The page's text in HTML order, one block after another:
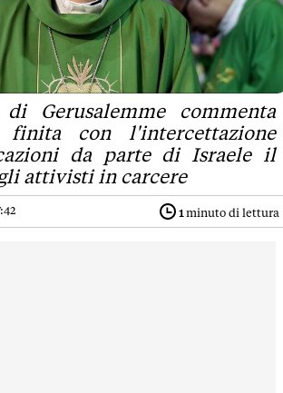
Gerusalemme commenta
finita con l'intercettazione
da parte di Israele il
attivisti in carcere
1minuto di lettura